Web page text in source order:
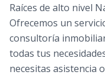
Raíces de alto nivel
Ofrecemos un
consultoría
todas tus
necesitas asistencia